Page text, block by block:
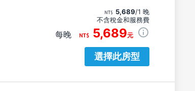
5,689/1 晚
不含稅金和服務費
每晚 5,689元
選擇此房型